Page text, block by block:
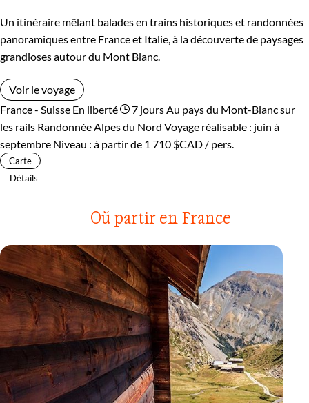
Un itinéraire mêlant balades en trains historiques et randonnées
panoramiques entre France et Italie, à la découverte de paysages
grandioses autour du Mont Blanc.
Voir le voyage
France - Suisse En liberté 7 jours Au pays du Mont-Blanc sur
les rails Randonnée Alpes du Nord Voyage réalisable : juin à
septembre Niveau : à partir de 1 710 $CAD / pers.
Carte
Détails
Où partir en France